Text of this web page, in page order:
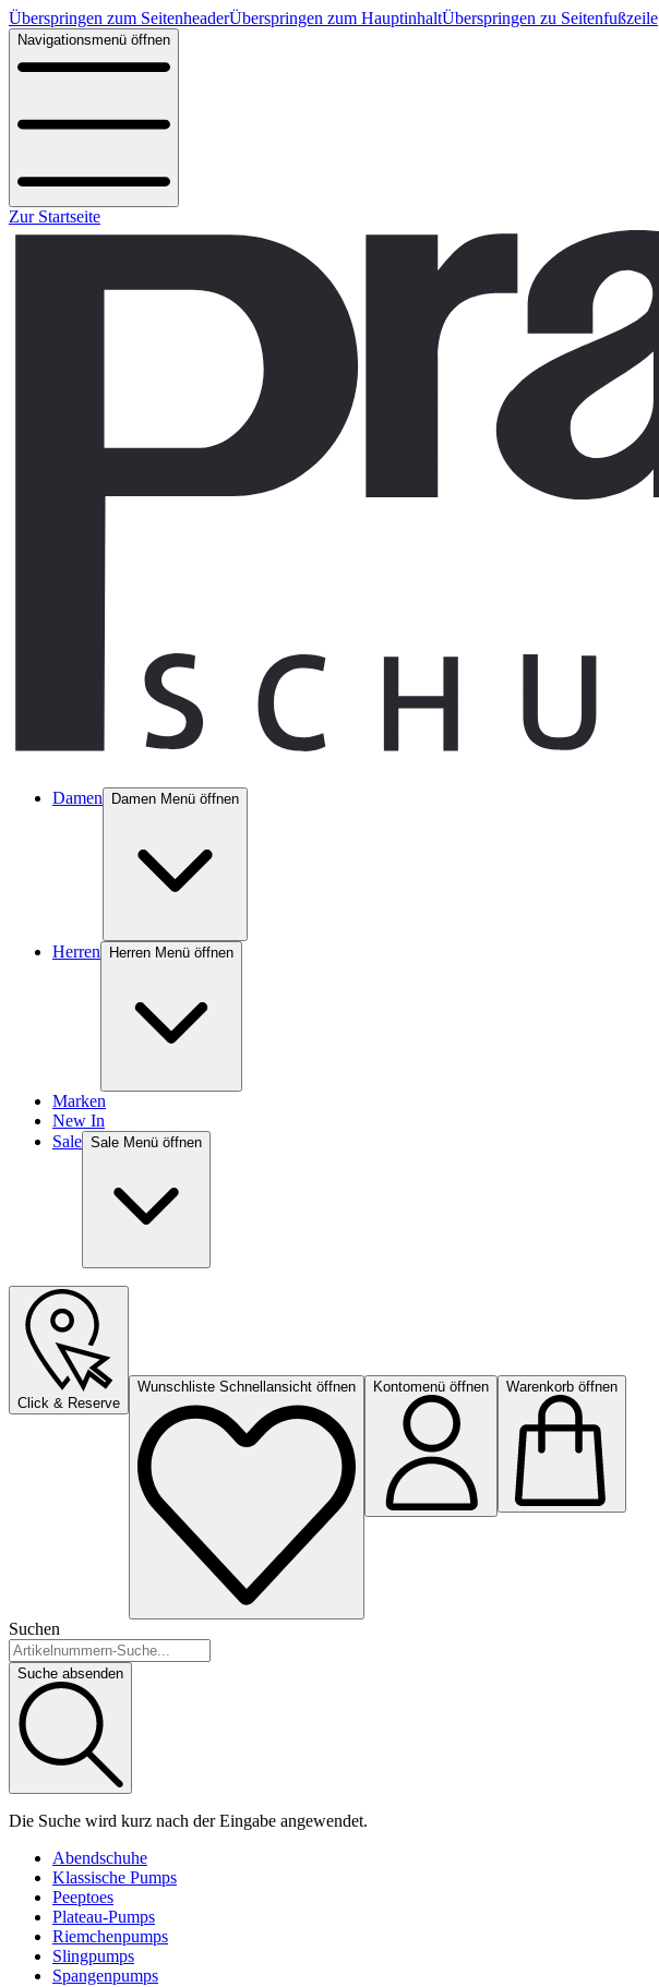
Überspringen zum SeitenheaderÜberspringen zum HauptinhaltÜberspringen zu Seitenfußzeile
Navigationsmenü öffnen
Zur Startseite
Damen Damen Menü öffnen
Herren Herren Menü öffnen
Marken
New In
Sale Sale Menü öffnen
Click & Reserve
Wunschliste Schnellansicht öffnen Kontomenü öffnen Warenkorb öffnen
Suchen
Suche absenden
Die Suche wird kurz nach der Eingabe angewendet.
Abendschuhe
Klassische Pumps
Peeptoes
Plateau-Pumps
Riemchenpumps
Slingpumps
Spangenpumps